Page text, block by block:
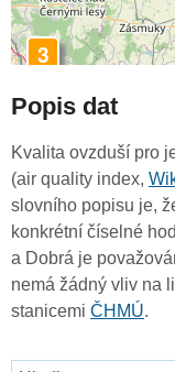
3
Popis dat
Kvalita ovzduší pro
(air quality index,
slovního popisu je,
konkrétní číselné
a Dobrá je
nemá žádný vliv na
stanicemi ČHMÚ.